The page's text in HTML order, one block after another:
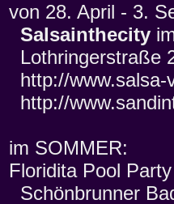
von 28. April - 3.
Salsainthecity
Lothringerstraße
http://www.salsa-
http://
im SOMMER:
Floridita Pool
Schönbrunner